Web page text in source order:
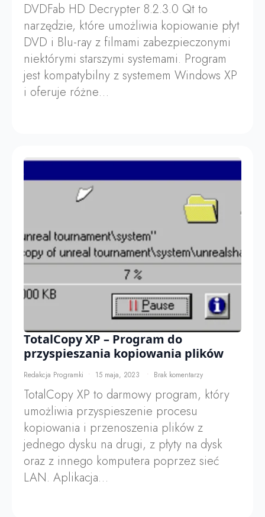
DVDFab HD Decrypter 8.2.3.0 Qt to
narzędzie, które umożliwia kopiowanie płyt
DVD i Blu-ray z filmami zabezpieczonymi
niektórymi starszymi systemami. Program
jest kompatybilny z systemem Windows XP
i oferuje różne…
TotalCopy XP – Program do
przyspieszania kopiowania plików
Redakcja Programki 15 maja, 2023 Brak komentarzy
TotalCopy XP to darmowy program, który
umożliwia przyspieszenie procesu
kopiowania i przenoszenia plików z
jednego dysku na drugi, z płyty na dysk
oraz z innego komputera poprzez sieć
LAN. Aplikacja…